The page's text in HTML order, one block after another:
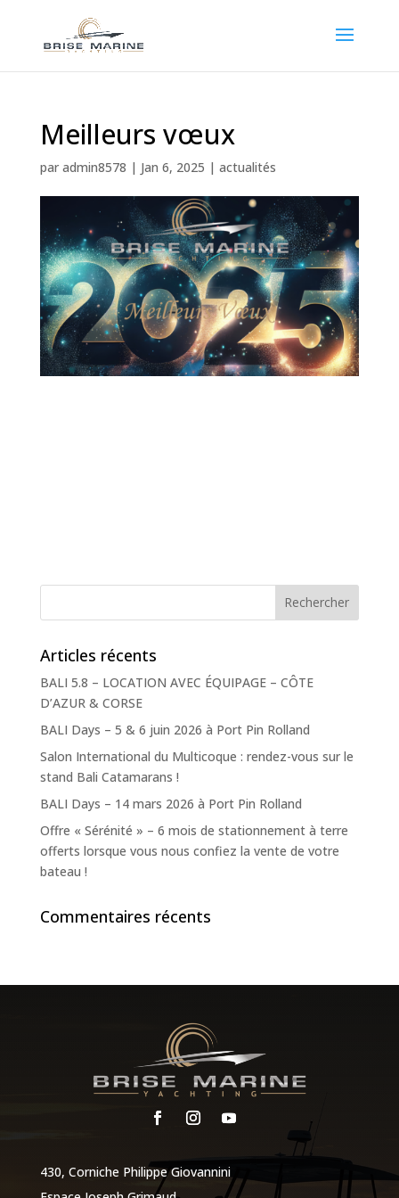
Meilleurs vœux
par admin8578 | Jan 6, 2025 | actualités
Articles récents
BALI 5.8 – LOCATION AVEC ÉQUIPAGE – CÔTE
D’AZUR & CORSE
BALI Days – 5 & 6 juin 2026 à Port Pin Rolland
Salon International du Multicoque : rendez-vous sur le
stand Bali Catamarans !
BALI Days – 14 mars 2026 à Port Pin Rolland
Offre « Sérénité » – 6 mois de stationnement à terre
offerts lorsque vous nous confiez la vente de votre
bateau !
Commentaires récents
430, Corniche Philippe Giovannini